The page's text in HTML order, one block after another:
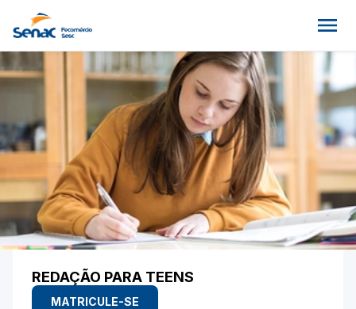
REDAÇÃO PARA TEENS
MATRICULE-SE